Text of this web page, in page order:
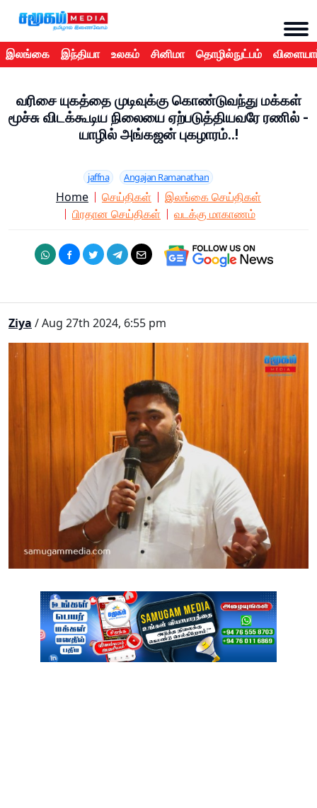
இலங்கை இந்தியா உலகம் சினிமா தொழில்நுட்பம்
வரிசை யுகத்தை முடிவுக்கு கொண்டுவந்து மக்கள்
மூச்சு விடக்கூடிய நிலையை ஏற்படுத்தியவரே ரணில் -
யாழில் அங்கஜன் புகழாரம்..!
jaffna Angajan Ramanathan
Home செய்திகள்
இலங்கை செய்திகள்
பிரதான செய்திகள்
வடக்கு மாகாணம்
Ziya / Aug 27th 2024, 6:55 pm